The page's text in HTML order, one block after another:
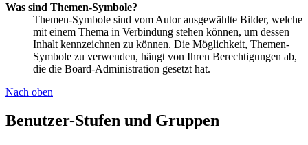
Was sind Themen-Symbole?
Themen-Symbole sind vom Autor ausgewählte Bilder, welche
mit einem Thema in Verbindung stehen können, um dessen
Inhalt kennzeichnen zu können. Die Möglichkeit, Themen-
Symbole zu verwenden, hängt von Ihren Berechtigungen ab,
die die Board-Administration gesetzt hat.
Nach oben
Benutzer-Stufen und Gruppen